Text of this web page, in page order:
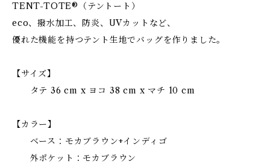
TENT-TOTE®（テントート）
eco、撥水加工、防炎、UVカットなど、
優れた機能を持つテント生地でバッグを作りました。
【サイズ】
タテ 36 cm x ヨコ 38 cm x マチ 10 cm
【カラー】
ベース：モカブラウン+インディゴ
外ポケット：モカブラウン